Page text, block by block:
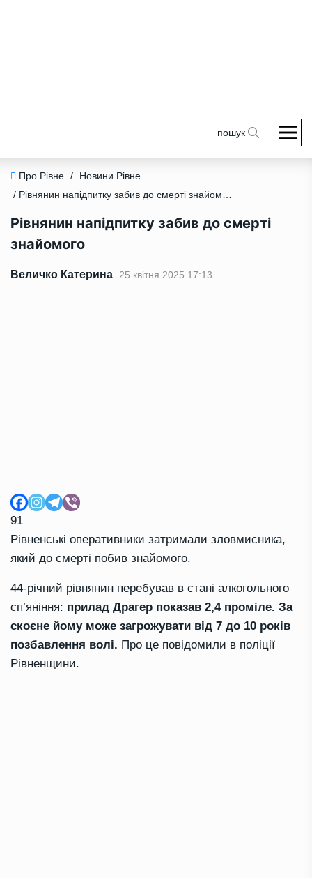
пошук
Про Рівне /
Новини Рівне
/ Рівнянин напідпитку забив до смерті знайомого
Рівнянин напідпитку забив до смерті
знайомого
Величко Катерина 25 квітня 2025 17:13
91
Рівненські оперативники затримали зловмисника,
який до смерті побив знайомого.
44-річний рівнянин перебував в стані алкогольного
сп’яніння: прилад Драгер показав 2,4 проміле. За
скоєне йому може загрожувати від 7 до 10 років
позбавлення волі. Про це повідомили в поліції
Рівненщини.